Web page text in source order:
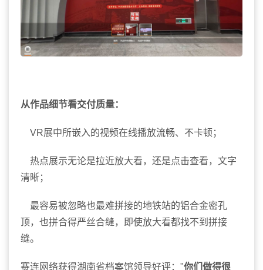
从作品细节看交付质量：
VR展中所嵌入的视频在线播放流畅、不卡顿；
热点展示无论是拉近放大看，还是点击查看，文字
清晰；
最容易被忽略也最难拼接的地铁站的铝合金密孔
顶，也拼合得严丝合缝，即使放大看都找不到拼接
缝。
赛连网络获得湖南省档案馆领导好评："你们做得很